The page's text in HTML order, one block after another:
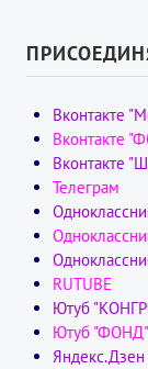
Вконтакте
Вконтакте
Вконтакте
Телеграм
RUTUBE
Ютуб
Ютуб "ФОНД"
Яндекс.Дзен